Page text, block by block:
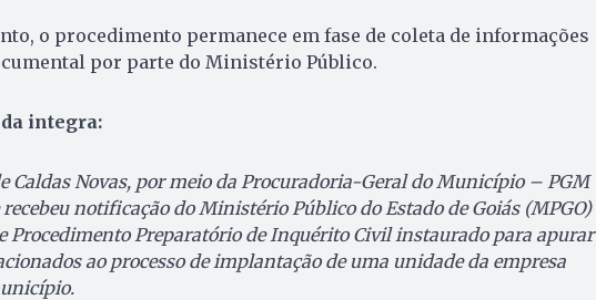
o procedimento permanece em fase de coleta de informações
por parte do Ministério Público.
integra:
Caldas Novas, por meio da Procuradoria-Geral do Município – PGM
notificação do Ministério Público do Estado de Goiás (MPGO)
Procedimento Preparatório de Inquérito Civil instaurado para apurar
ao processo de implantação de uma unidade da empresa